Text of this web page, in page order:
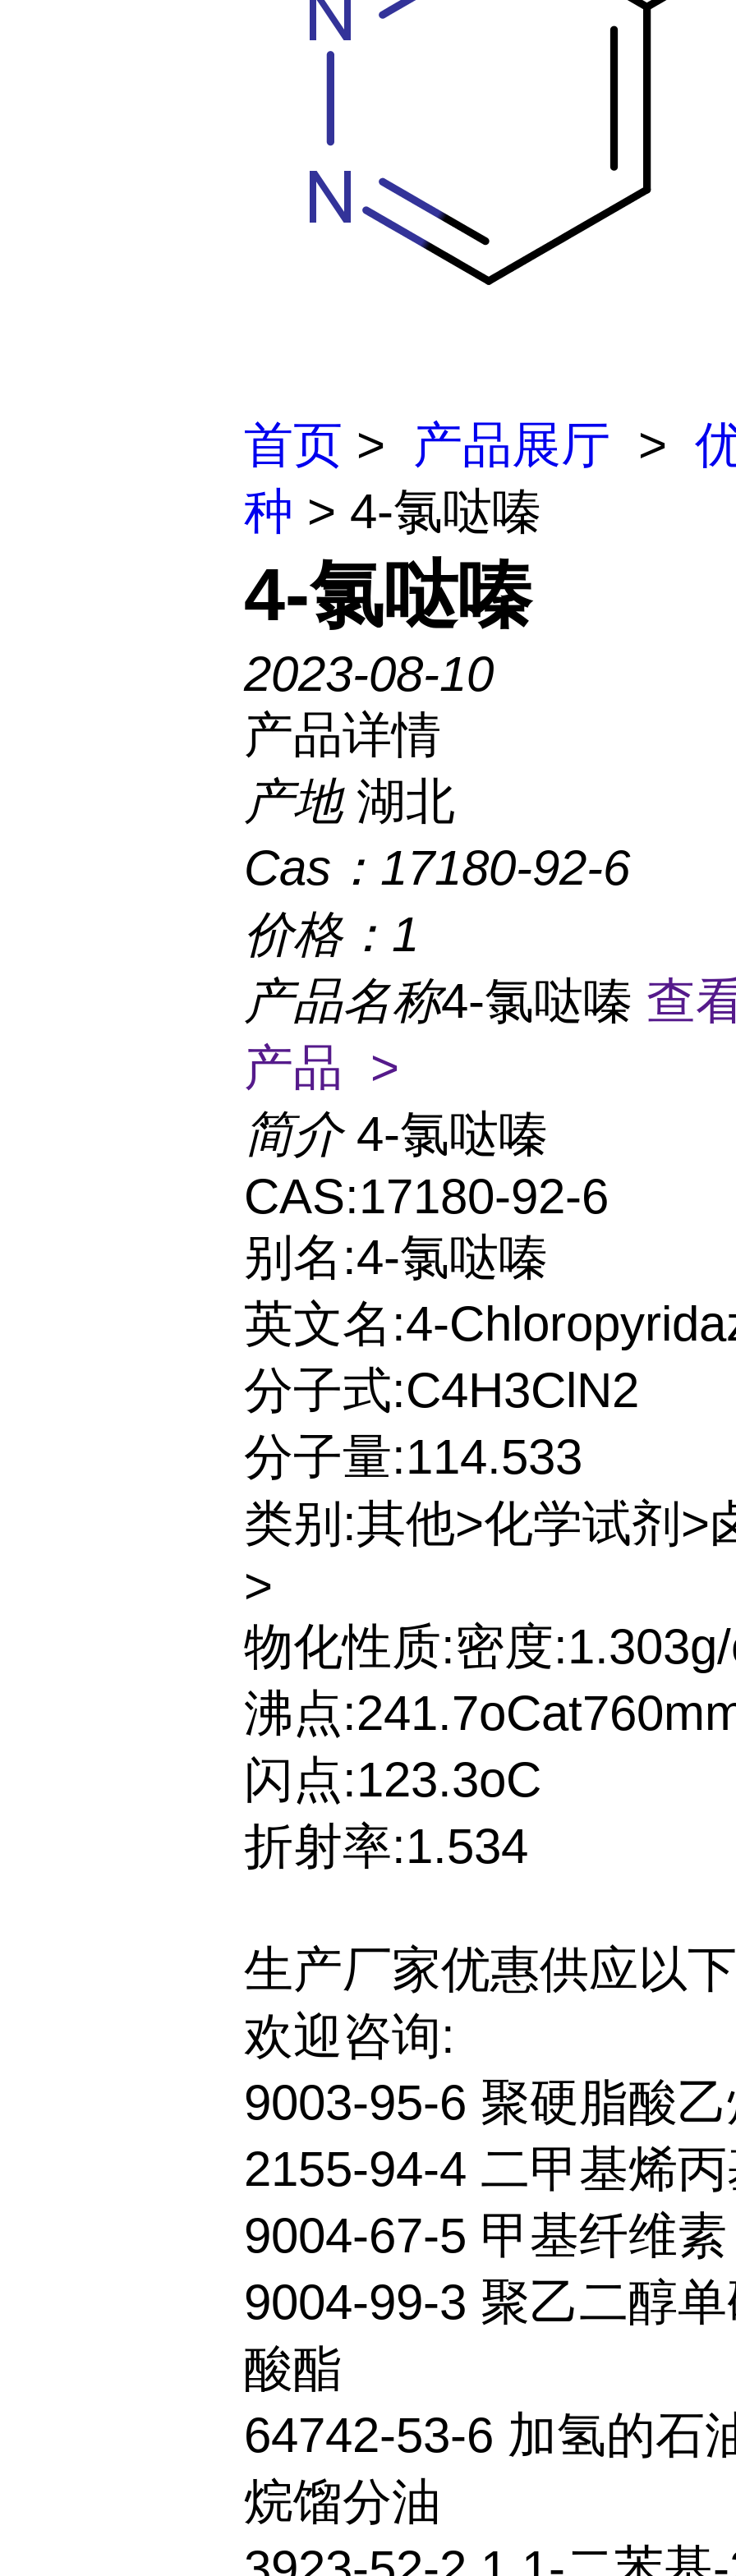
首页 > 产品展厅 >
种 > 4-氯哒嗪
4-氯哒嗪
2023-08-10
产品详情
产地 湖北
Cas： 17180-92-6
价格： 1
产品名称4-氯哒嗪 查
产品 >
简介 4-氯哒嗪
CAS:17180-92-6
别名:4-氯哒嗪
英文名:4-
分子式:C4H3ClN2
分子量:114.533
类别:其他>化学试剂>
>
物化性质:密度
沸点
闪点:123.3oC
折射率:1.534
生产厂家优惠供应以
欢迎咨询:
9003-95-6 聚硬脂酸
2155-94-4 二甲基烯
9004-67-5 甲基纤维素
9004-99-3 聚乙二醇
酸酯
64742-53-6 加氢的石
烷馏分油